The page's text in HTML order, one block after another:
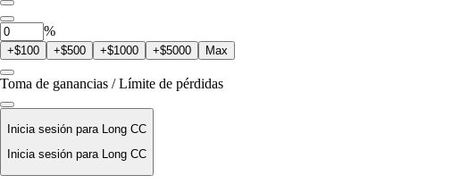
%
+$100 +$500 +$1000 +$5000 Max
Toma de ganancias / Límite de pérdidas
Inicia sesión para Long CC
Inicia sesión para Long CC